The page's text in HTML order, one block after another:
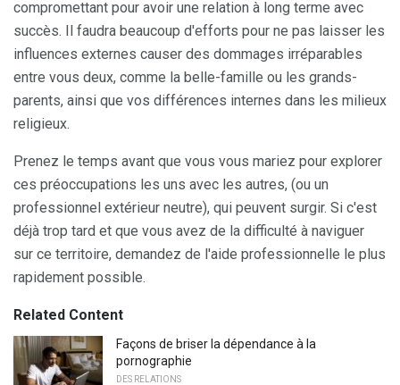
compromettant pour avoir une relation à long terme avec
succès. Il faudra beaucoup d'efforts pour ne pas laisser les
influences externes causer des dommages irréparables
entre vous deux, comme la belle-famille ou les grands-
parents, ainsi que vos différences internes dans les milieux
religieux.
Prenez le temps avant que vous vous mariez pour explorer
ces préoccupations les uns avec les autres, (ou un
professionnel extérieur neutre), qui peuvent surgir. Si c'est
déjà trop tard et que vous avez de la difficulté à naviguer
sur ce territoire, demandez de l'aide professionnelle le plus
rapidement possible.
Related Content
Façons de briser la dépendance à la
pornographie
DES RELATIONS